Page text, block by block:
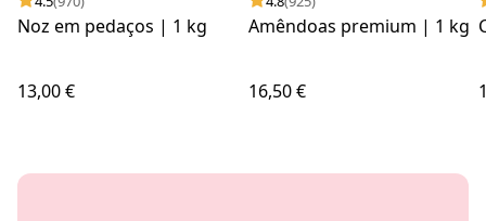
Noz em pedaços | 1 kg
13,00 €
Amêndoas premium | 1 kg
16,50 €